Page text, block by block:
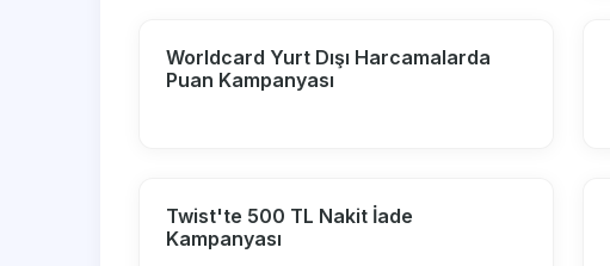
Worldcard Yurt Dışı Harcamalarda
Puan Kampanyası
Twist'te 500 TL Nakit İade
Kampanyası